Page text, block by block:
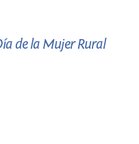
de la Mujer Rural